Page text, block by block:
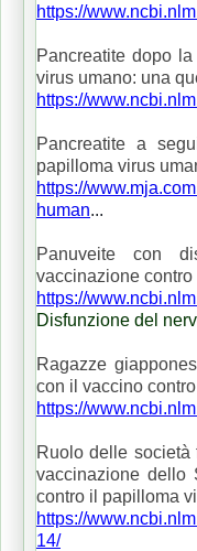
https://
Pancreatite dopo
virus umano: una
https://
Pancreatite a
papilloma virus
https://
human...
Panuveite con
vaccinazione
https://
Disfunzione del
Ragazze
con il vaccino
https://
Ruolo delle
vaccinazione dello
contro il papilloma
https://
14/